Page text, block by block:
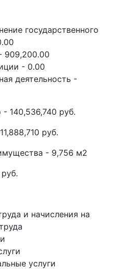
государственного
909,200.00
- 0.00
деятельность -
140,536,740 руб.
руб.
- 9,756 м2
и начисления на
услуги